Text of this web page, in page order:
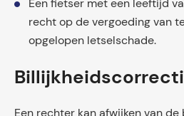
Een fietser met een leeftijd
recht op de vergoeding van
opgelopen letselschade.
Een rechter kan afwijken van